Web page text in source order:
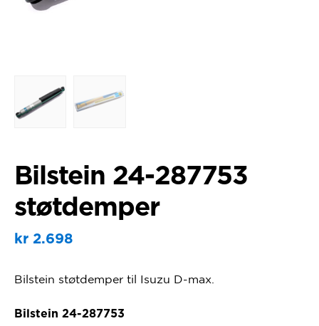
Bilstein 24-287753
støtdemper
kr2.698
Bilstein støtdemper til Isuzu D-max.
Bilstein 24-287753